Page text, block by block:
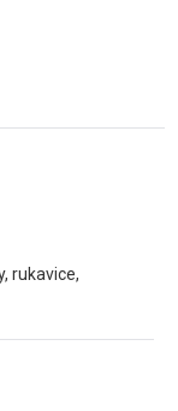
rukavice,